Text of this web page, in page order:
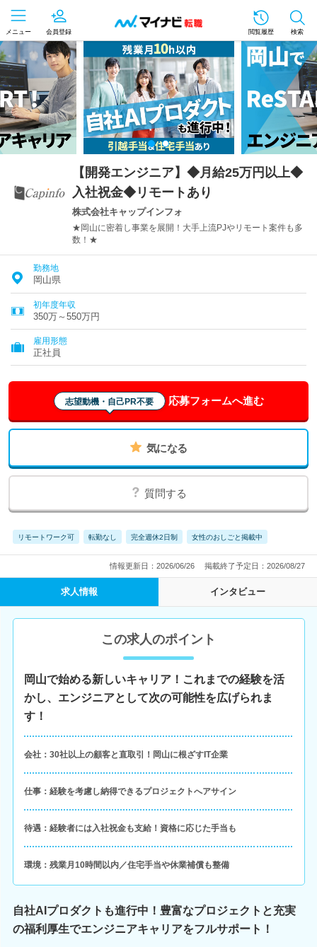
メニュー 会員登録 閲覧履歴 検索
【開発エンジニア】◆月給25万円以上◆
入社祝金◆リモートあり
株式会社キャップインフォ
★岡山に密着し事業を展開！大手上流PJやリモート案件も多
数！★
勤務地
岡山県
初年度年収
350万～550万円
雇用形態
正社員
志望動機・自己PR不要 応募フォームへ進む
気になる
質問する
リモートワーク可 転勤なし 完全週休2日制 女性のおしごと掲載中
情報更新日：2026/06/26 掲載終了予定日：2026/08/27
求人情報 インタビュー
この求人のポイント
岡山で始める新しいキャリア！これまでの経験を活
かし、エンジニアとして次の可能性を広げられま
す！
会社：30社以上の顧客と直取引！岡山に根ざすIT企業
仕事：経験を考慮し納得できるプロジェクトへアサイン
待遇：経験者には入社祝金も支給！資格に応じた手当も
環境：残業月10時間以内／住宅手当や休業補償も整備
自社AIプロダクトも進行中！豊富なプロジェクトと充実
の福利厚生でエンジニアキャリアをフルサポート！